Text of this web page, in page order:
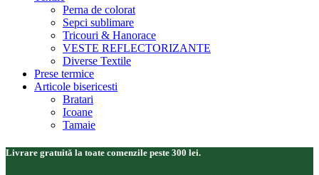
Perna de colorat
Sepci sublimare
Tricouri & Hanorace
VESTE REFLECTORIZANTE
Diverse Textile
Prese termice
Articole bisericesti
Bratari
Icoane
Tamaie
Livrare gratuită la toate comenzile peste 300 lei.